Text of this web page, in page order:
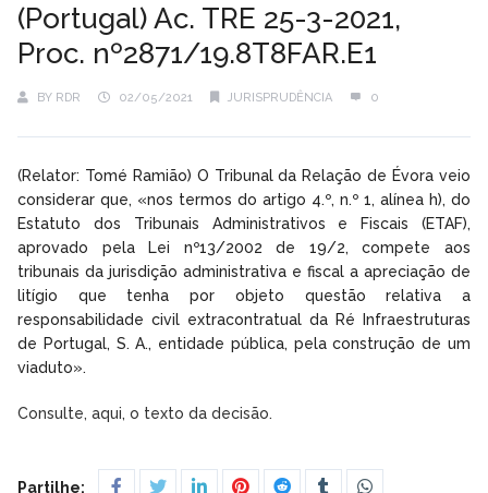
(Portugal) Ac. TRE 25-3-2021,
Proc. nº2871/19.8T8FAR.E1
BY RDR 02/05/2021 JURISPRUDÊNCIA 0
(Relator: Tomé Ramião) O Tribunal da Relação de Évora veio
considerar que, «nos termos do artigo 4.º, n.º 1, alínea h), do
Estatuto dos Tribunais Administrativos e Fiscais (ETAF),
aprovado pela Lei nº13/2002 de 19/2, compete aos
tribunais da jurisdição administrativa e fiscal a apreciação de
litígio que tenha por objeto questão relativa a
responsabilidade civil extracontratual da Ré Infraestruturas
de Portugal, S. A., entidade pública, pela construção de um
viaduto».
Consulte, aqui, o texto da decisão.
Partilhe: